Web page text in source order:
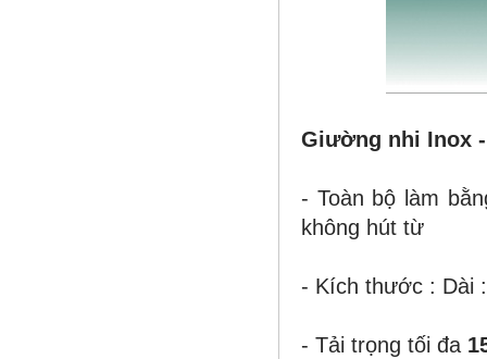
Giường nhi Inox
- Toàn bộ làm
không hút từ
- Kích thước : Dài
- Tải trọng tối đa